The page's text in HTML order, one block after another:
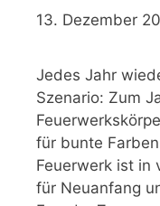
13. Dezember
Jedes Jahr
Szenario: Zum
für bunte
Feuerwerk ist in
für Neuanfang